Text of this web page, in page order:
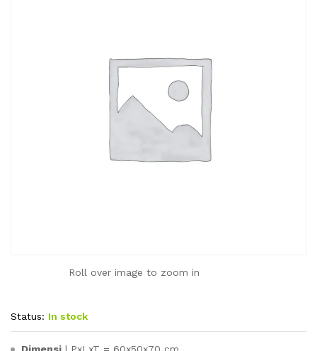
Roll over image to zoom in
Status: In stock
Dimensi | PxLxT = 60x50x70 cm